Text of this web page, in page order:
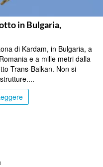
in Bulgaria,
di Kardam, in Bulgaria, a
e a mille metri dalla
Trans-Balkan. Non si